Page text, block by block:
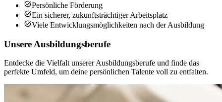
Persönliche Förderung
Ein sicherer, zukunftsträchtiger Arbeitsplatz
Viele Entwicklungsmöglichkeiten nach der Ausbildung
Unsere Ausbildungsberufe
Entdecke die Vielfalt unserer Ausbildungsberufe und finde das
perfekte Umfeld, um deine persönlichen Talente voll zu entfalten.